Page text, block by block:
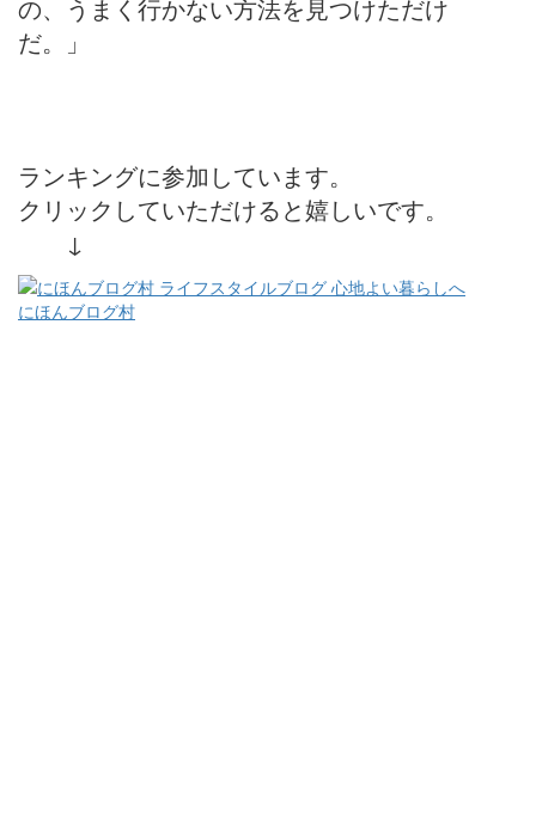
の、うまく行かない方法を見つけただけ
だ。」
ランキングに参加しています。
クリックしていただけると嬉しいです。
↓
にほんブログ村